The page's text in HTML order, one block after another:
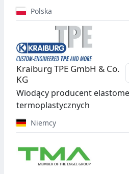
Polska
Kraiburg TPE GmbH & Co.
KG
Wiodący producent
termoplastycznych
Niemcy